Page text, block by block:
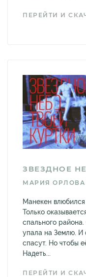
ПЕРЕЙТИ И
ЗВЕЗДНОЕ
МАРИЯ ОРЛОВА
Манекен
Только
спального
упала на Землю. И
спасут. Но чтобы
Надеть...
ПЕРЕЙТИ И